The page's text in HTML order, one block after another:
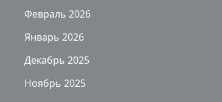
Февраль 2026
Январь 2026
Декабрь 2025
Ноябрь 2025